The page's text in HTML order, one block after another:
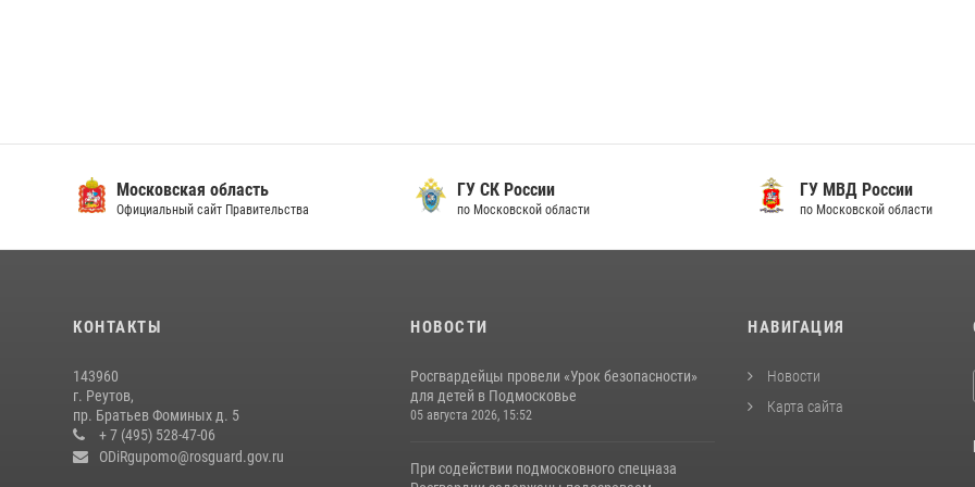
Московская область
Официальный сайт Правительства
ГУ СК России
по Московской области
ГУ МВД России
по Московской области
КОНТАКТЫ
143960
г. Реутов,
пр. Братьев Фоминых д. 5
+ 7 (495) 528-47-06
ODiRgupomo@rosguard.gov.ru
НОВОСТИ
Росгвардейцы провели «Урок безопасности»
для детей в Подмосковье
05 августа 2026, 15:52
При содействии подмосковного спецназа
НАВИГАЦИЯ
Новости
Карта сайта